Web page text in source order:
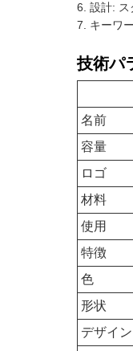
設計: ス
キーワ
技術パ
名前
容量
ロゴ
材料
使用
特徴
色
形状
デザイン